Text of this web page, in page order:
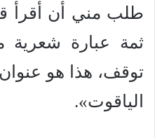
طلب مني أن أقرأ
ثمة عبارة شعرية
توقف، هذا هو
الياقوت».